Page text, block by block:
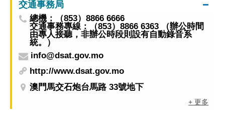
交通事務局
總機：（853）8866 6666
交通事務專線：（853）8866 6363 （辦公時間
由專人接聽，非辦公時段則設有自動錄音系
統。）
info@dsat.gov.mo
http://www.dsat.gov.mo
澳門馬交石炮台馬路 33號地下
+ 更多